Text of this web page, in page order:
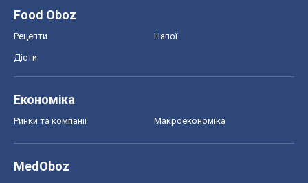
Food Oboz
Рецепти Напої
Дієти
Економіка
Ринки та компанії Макроекономіка
MedOboz